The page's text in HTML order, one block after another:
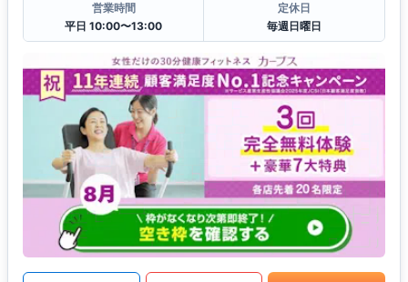
営業時間
平日 10:00〜13:00
定休日
毎週日曜日